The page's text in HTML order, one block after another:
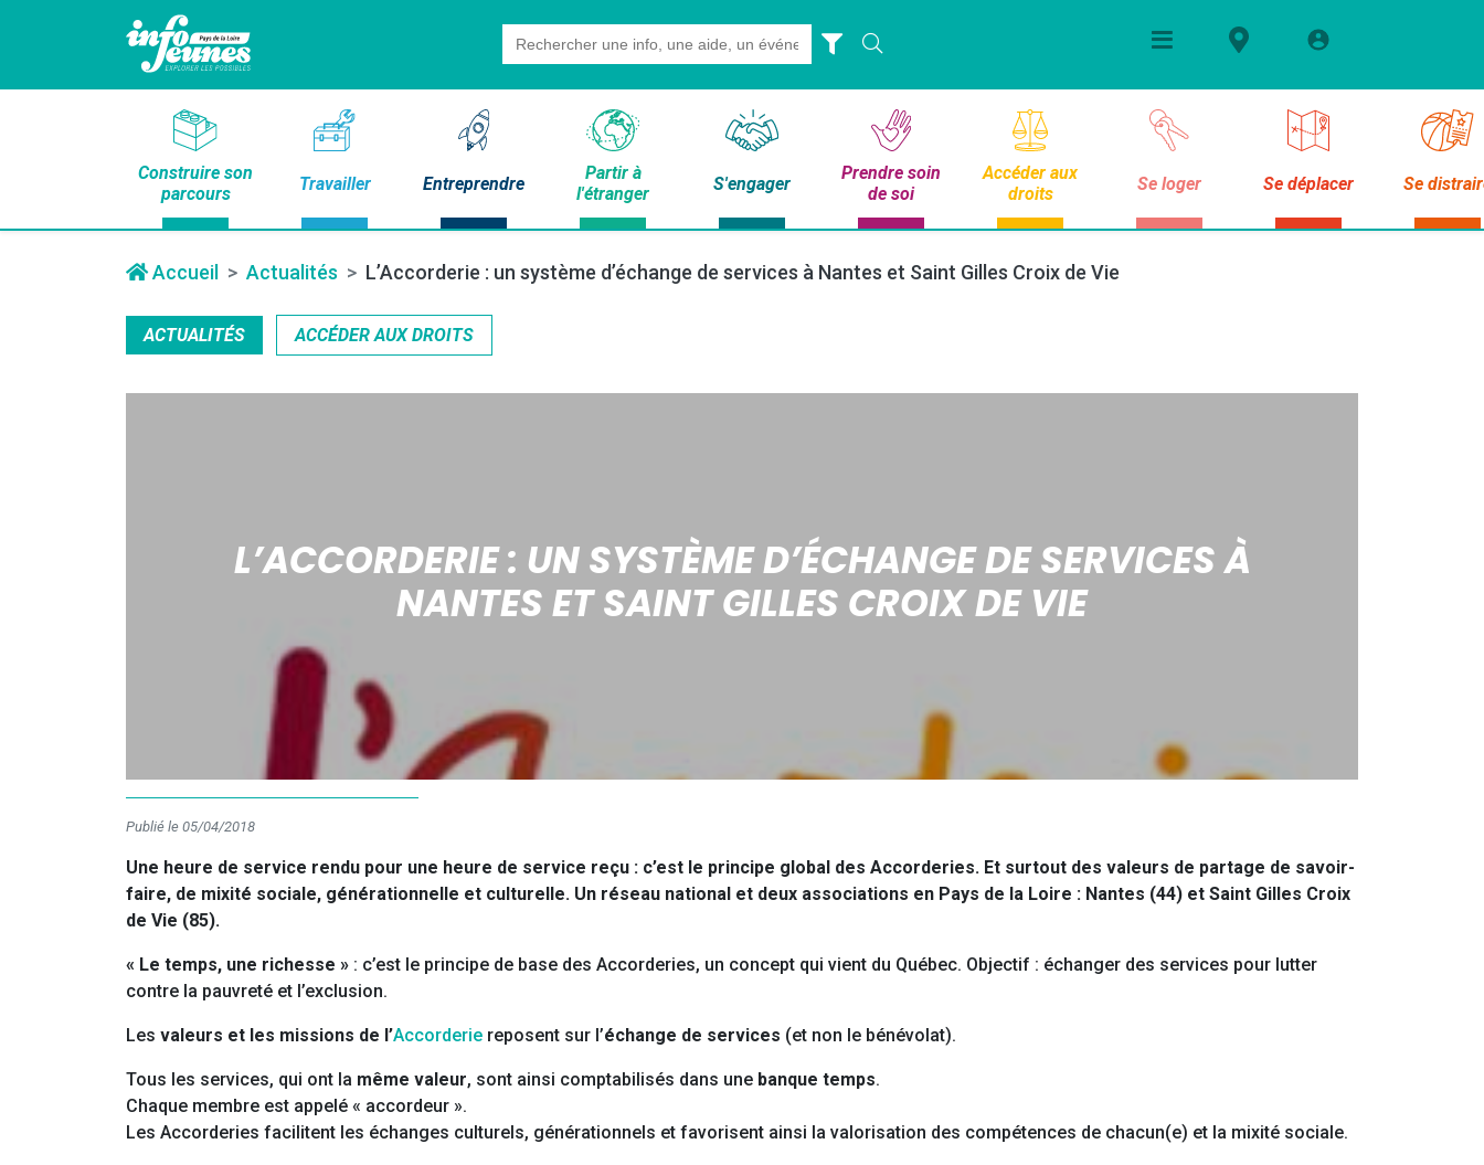
Search
for:
Construire son
parcours
Travailler Entreprendre
Partir à
l'étranger
S'engager
Prendre soin
de soi
Accéder aux
droits
Se loger Se déplacer Se
Accueil Actualités L’Accorderie : un système d’échange de services à Nantes et Saint Gilles Croix de Vie
ACTUALITÉS ACCÉDER AUX DROITS
L’ACCORDERIE : UN SYSTÈME D’ÉCHANGE DE SERVICES À
NANTES ET SAINT GILLES CROIX DE VIE
Publié le 05/04/2018
Une heure de service rendu pour une heure de service reçu : c’est le principe global des Accorderies. Et surtout des valeurs de partage de savoir-
faire, de mixité sociale, générationnelle et culturelle. Un réseau national et deux associations en Pays de la Loire : Nantes (44) et Saint Gilles Croix
de Vie (85).
« Le temps, une richesse » : c’est le principe de base des Accorderies, un concept qui vient du Québec. Objectif : échanger des services pour lutter
contre la pauvreté et l’exclusion.
Les valeurs et les missions de l’Accorderie reposent sur l’échange de services (et non le bénévolat).
Tous les services, qui ont la même valeur, sont ainsi comptabilisés dans une banque temps.
Chaque membre est appelé « accordeur ».
Les Accorderies facilitent les échanges culturels, générationnels et favorisent ainsi la valorisation des compétences de chacun(e) et la mixité sociale.